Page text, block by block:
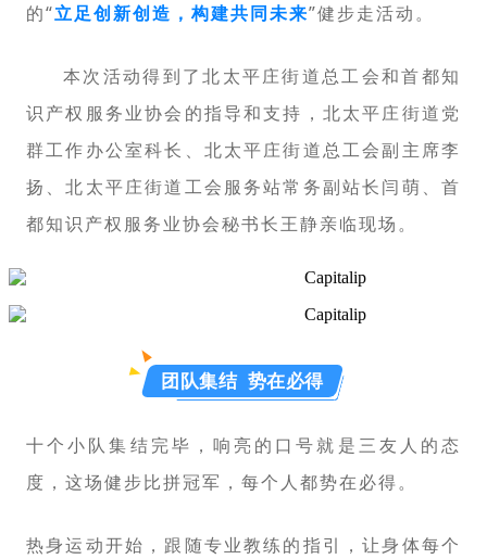
的“立足创新创造，构建共同未来”健步走活动。
本次活动得到了北太平庄街道总工会和首都知
识产权服务业协会的指导和支持，北太平庄街道党
群工作办公室科长、北太平庄街道总工会副主席李
扬、北太平庄街道工会服务站常务副站长闫萌、首
都知识产权服务业协会秘书长王静亲临现场。
团队集结 势在必得
十个小队集结完毕，响亮的口号就是三友人的态
度，这场健步比拼冠军，每个人都势在必得。
热身运动开始，跟随专业教练的指引，让身体每个